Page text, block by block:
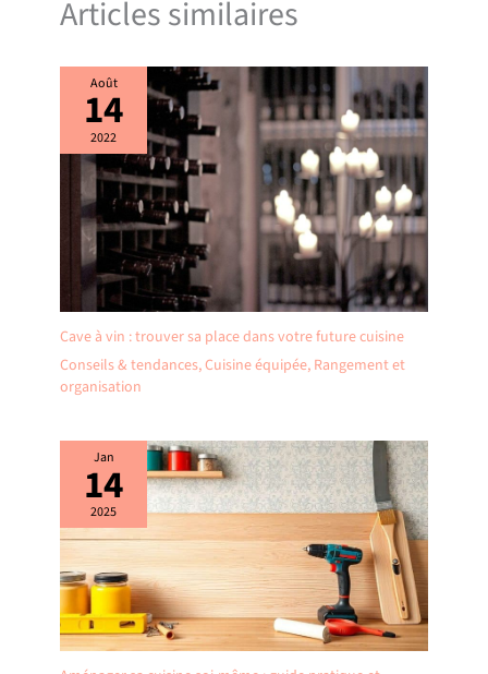
Articles similaires
Août
14
2022
Cave à vin : trouver sa place dans votre future cuisine
Conseils & tendances,Cuisine équipée, Rangement et
organisation
Jan
14
2025